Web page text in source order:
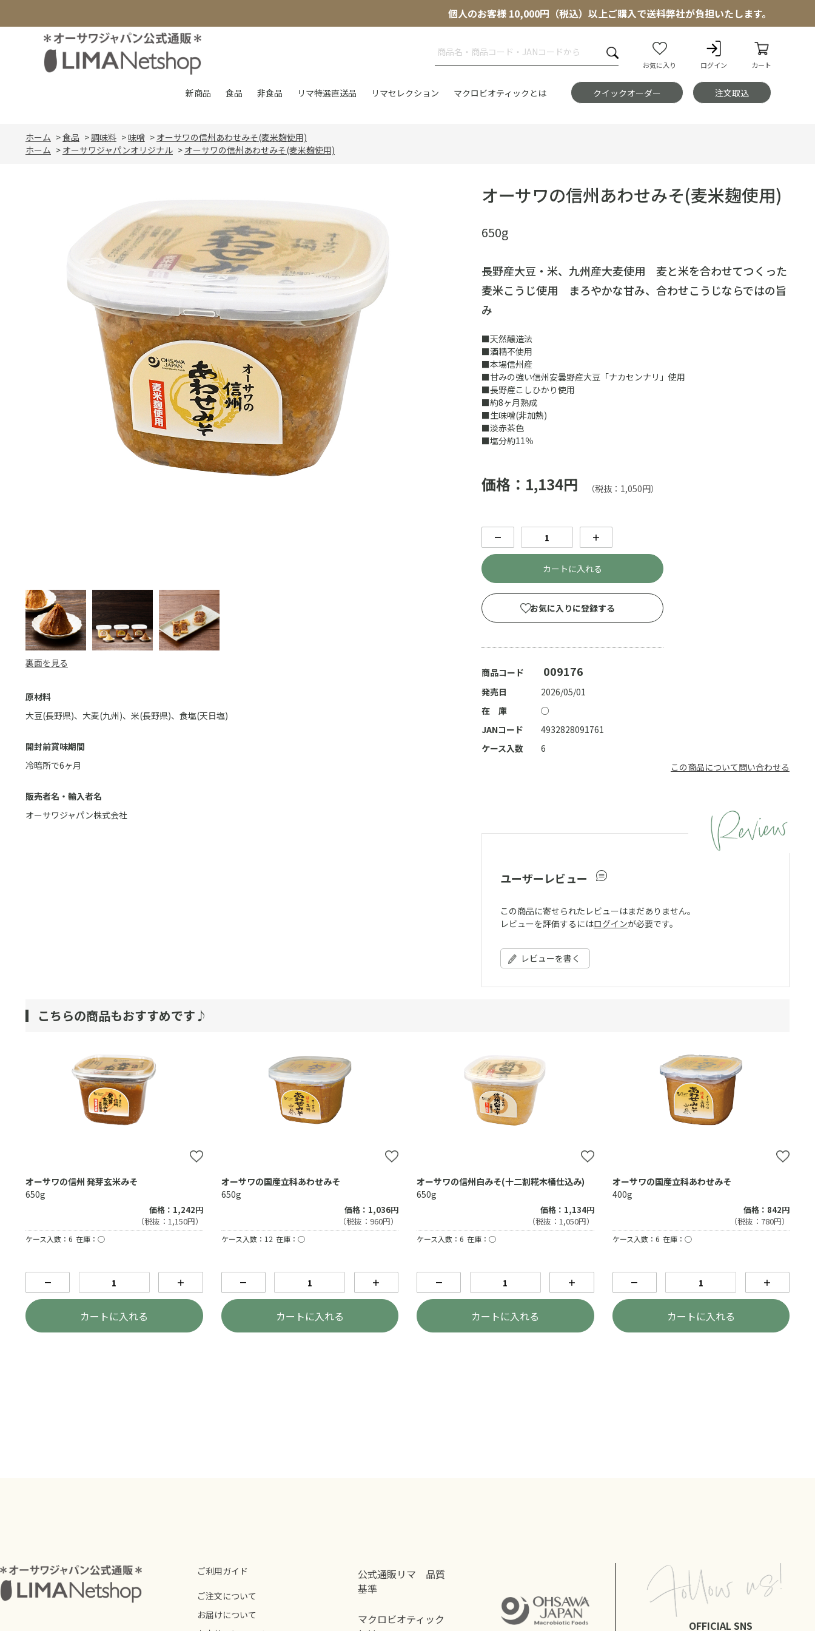
個人のお客様 10,000円（税込）以上ご購入で送料弊社が負担いたします。
お気に入り ログイン カート
新商品 食品 非食品 リマ特選直送品 リマセレクション マクロビオティックとは クイックオーダー 注文取込
ホーム >食品 >調味料 >味噌 > オーサワの信州あわせみそ(麦米麹使用)
ホーム > オーサワジャパンオリジナル > オーサワの信州あわせみそ(麦米麹使用)
裏面を見る
原材料
大豆(長野県)、大麦(九州)、米(長野県)、食塩(天日塩)
開封前賞味期間
冷暗所で6ヶ月
販売者名・輸入者名
オーサワジャパン株式会社
オーサワの信州あわせみそ(麦米麹使用)
650g
長野産大豆・米、九州産大麦使用 麦と米を合わせてつくった
麦米こうじ使用 まろやかな甘み、合わせこうじならではの旨
み
■天然醸造法
■酒精不使用
■本場信州産
■甘みの強い信州安曇野産大豆「ナカセンナリ」使用
■長野産こしひかり使用
■約8ヶ月熟成
■生味噌(非加熱)
■淡赤茶色
■塩分約11％
価格：1,134円 （税抜：1,050円）
商品コード 009176
発売日
2026/05/01
在 庫
○
－ ＋
カートに入れる
お気に入りに登録する
JANコード
4932828091761
ケース入数
6
この商品について問い合わせる
ユーザーレビュー
この商品に寄せられたレビューはまだありません。
レビューを評価するにはログインが必要です。
レビューを書く
こちらの商品もおすすめです♪
オーサワの信州 発芽玄米みそ
650g
価格：1,242円
（税抜：1,150円）
ケース入数：6 在庫：○
－ ＋
カートに入れる
オーサワの国産立科あわせみそ
650g
価格：1,036円
（税抜：960円）
ケース入数：12 在庫：○
－ ＋
カートに入れる
オーサワの信州白みそ(十二割糀木桶仕込み)
650g
価格：1,134円
（税抜：1,050円）
ケース入数：6 在庫：○
－ ＋
カートに入れる
オーサワの国産立科あわせみそ
400g
価格：842円
（税抜：780円）
ケース入数：6 在庫：○
－ ＋
カートに入れる
ご利用ガイド
ご注文について
お届けについて
公式通販リマ 品質
基準
マクロビオティック
OFFICIAL SNS